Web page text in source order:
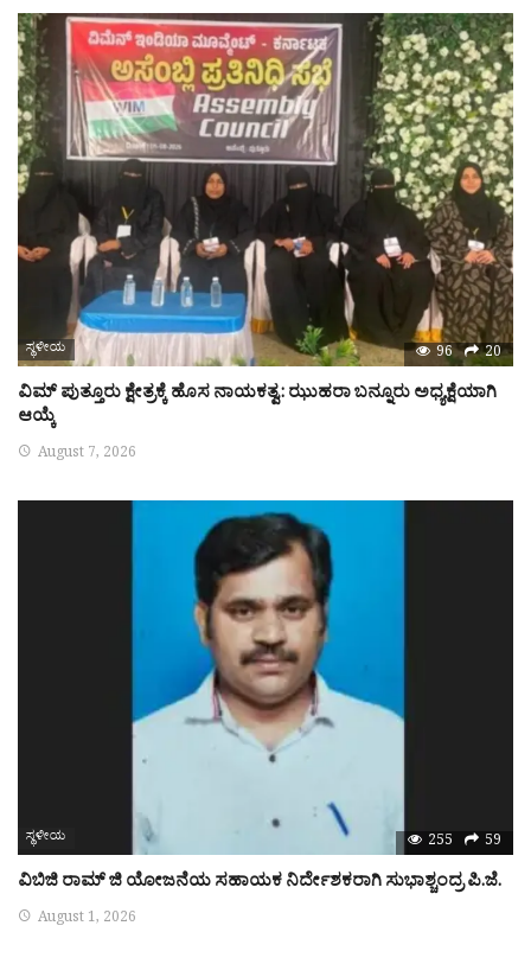
ಸ್ಥಳೀಯ 96 20
ವಿಮ್ ಪುತ್ತೂರು ಕ್ಷೇತ್ರಕ್ಕೆ ಹೊಸ ನಾಯಕತ್ವ: ಝುಹರಾ ಬನ್ನೂರು ಅಧ್ಯಕ್ಷೆಯಾಗಿ
ಆಯ್ಕೆ
August 7, 2026
ಸ್ಥಳೀಯ 255 59
ವಿಬಿಜಿ ರಾಮ್ ಜಿ ಯೋಜನೆಯ ಸಹಾಯಕ ನಿರ್ದೇಶಕರಾಗಿ ಸುಭಾಶ್ಚಂದ್ರ ಪಿ.ಜೆ.
August 1, 2026